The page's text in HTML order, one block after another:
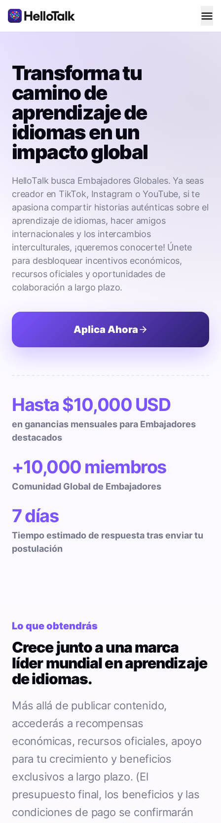
Transforma tu
camino de
aprendizaje de
idiomas en un
impacto global
HelloTalk busca Embajadores Globales. Ya seas
creador en TikTok, Instagram o YouTube, si te
apasiona compartir historias auténticas sobre el
aprendizaje de idiomas, hacer amigos
internacionales y los intercambios
interculturales, ¡queremos conocerte! Únete
para desbloquear incentivos económicos,
recursos oficiales y oportunidades de
colaboración a largo plazo.
Aplica Ahora
Hasta $10,000 USD
en ganancias mensuales para Embajadores
destacados
+10,000 miembros
Comunidad Global de Embajadores
7 días
Tiempo estimado de respuesta tras enviar tu
postulación
Lo que obtendrás
Crece junto a una marca
líder mundial en aprendizaje
de idiomas.
Más allá de publicar contenido,
accederás a recompensas
económicas, recursos oficiales, apoyo
para tu crecimiento y beneficios
exclusivos a largo plazo. (El
presupuesto final, los beneficios y las
condiciones de pago se confirmarán